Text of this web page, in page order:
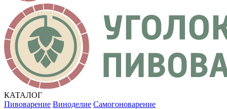
КАТАЛОГ
Пивоварение Виноделие Самогоноварение